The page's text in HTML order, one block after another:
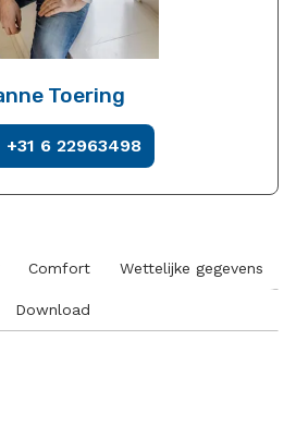
Toering
+31 6 22963498
Comfort Wettelijke gegevens
Download